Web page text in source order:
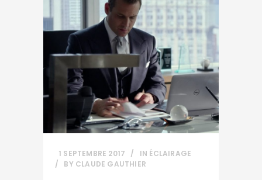
1 SEPTEMBRE 2017 IN ÉCLAIRAGE
BY CLAUDE GAUTHIER